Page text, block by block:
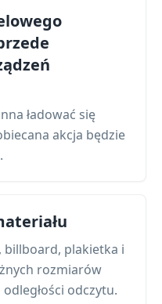
ładować się
akcja będzie
billboard, plakietka i
rozmiarów
odczytu.